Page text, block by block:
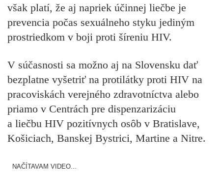
však platí, že aj napriek účinnej liečbe je
prevencia počas sexuálneho styku jediným
prostriedkom v boji proti šíreniu HIV.
V súčasnosti sa možno aj na Slovensku dať
bezplatne vyšetriť na protilátky proti HIV na
pracoviskách verejného zdravotníctva alebo
priamo v Centrách pre dispenzarizáciu
a liečbu HIV pozitívnych osôb v Bratislave,
Košiciach, Banskej Bystrici, Martine a Nitre.
NAČÍTAVAM VIDEO...